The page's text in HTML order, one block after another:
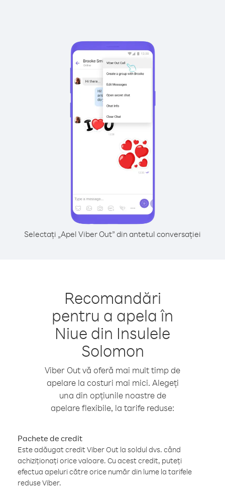
Selectați „Apel Viber Out” din antetul conversației
Recomandări
pentru a apela în
Niue din Insulele
Solomon
Viber Out vă oferă mai mult timp de
apelare la costuri mai mici. Alegeți
una din opțiunile noastre de
apelare flexibile, la tarife reduse:
Pachete de credit
Este adăugat credit Viber Out la soldul dvs. când
achiziționați orice valoare. Cu acest credit, puteți
efectua apeluri către orice număr din lume la tarifele
reduse Viber.